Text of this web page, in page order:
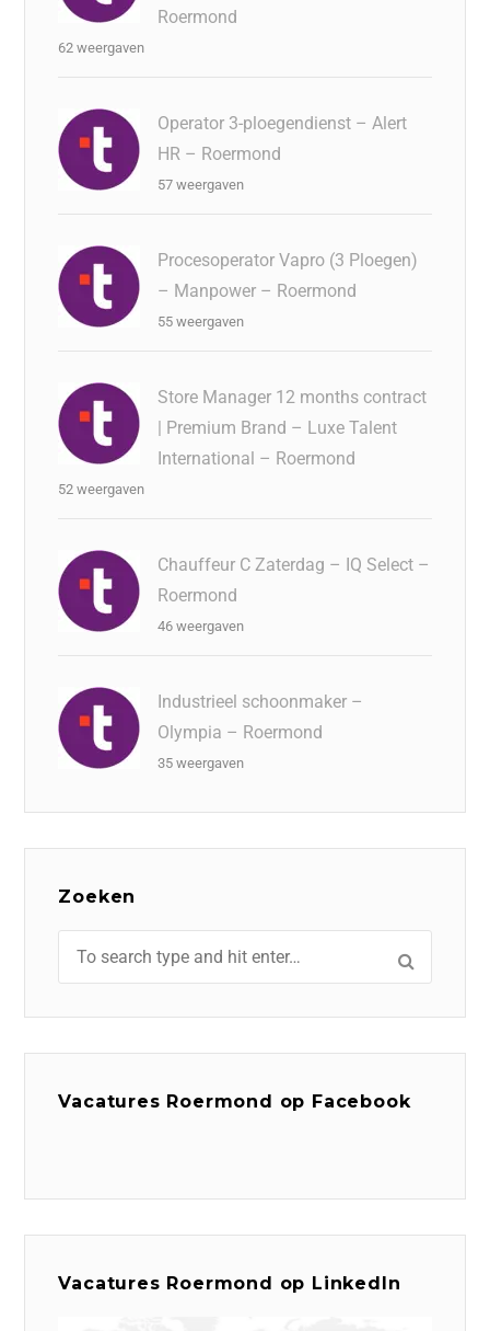
Roermond
62 weergaven
Operator 3-ploegendienst – Alert
HR – Roermond
57 weergaven
Procesoperator Vapro (3 Ploegen)
– Manpower – Roermond
55 weergaven
Store Manager 12 months contract
| Premium Brand – Luxe Talent
International – Roermond
52 weergaven
Chauffeur C Zaterdag – IQ Select –
Roermond
46 weergaven
Industrieel schoonmaker –
Olympia – Roermond
35 weergaven
Zoeken
Vacatures Roermond op Facebook
Vacatures Roermond op LinkedIn